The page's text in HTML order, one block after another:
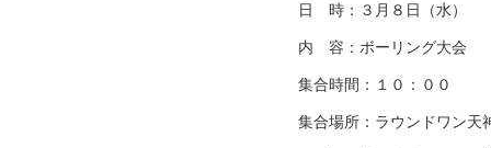
日 時：３月８日（水）
内 容：ボーリング大会
集合時間：１０：００
集合場所：ラウンドワン天